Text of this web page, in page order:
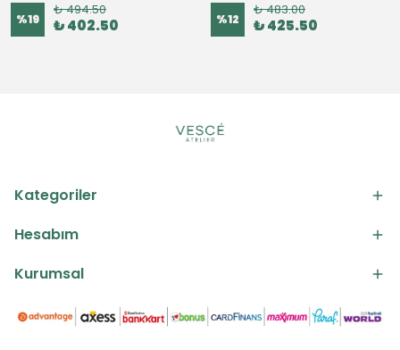
%19
₺ 494.50
₺ 402.50 %12
₺ 483.00
₺ 425.50
Kategoriler
Hesabım
Kurumsal